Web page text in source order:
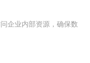
企业内部资源，确保数